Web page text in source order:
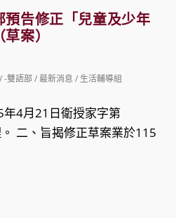
預告修正「兒童及少年
案）
/-雙語部/最新消息 / 生活輔導組
4月21日衛授家字第
二、旨揭修正草案業於115